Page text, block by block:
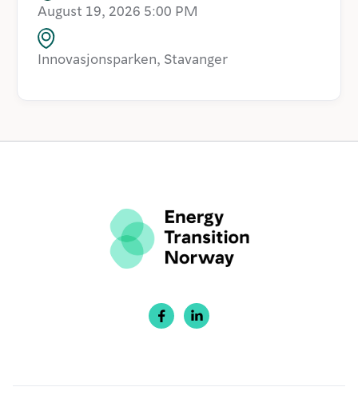
August 19, 2026 5:00 PM
Innovasjonsparken, Stavanger
 